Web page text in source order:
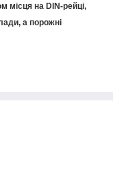
місця на DIN-рейці,
а порожні